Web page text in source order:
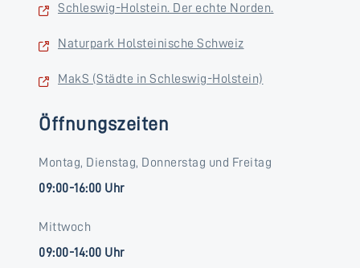
Schleswig-Holstein. Der echte Norden.
Naturpark Holsteinische Schweiz
MakS (Städte in Schleswig-Holstein)
Öffnungszeiten
Montag, Dienstag, Donnerstag und Freitag
09:00-16:00 Uhr
Mittwoch
09:00-14:00 Uhr